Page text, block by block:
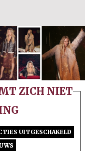
ZICH NIET
UITGESCHAKELD